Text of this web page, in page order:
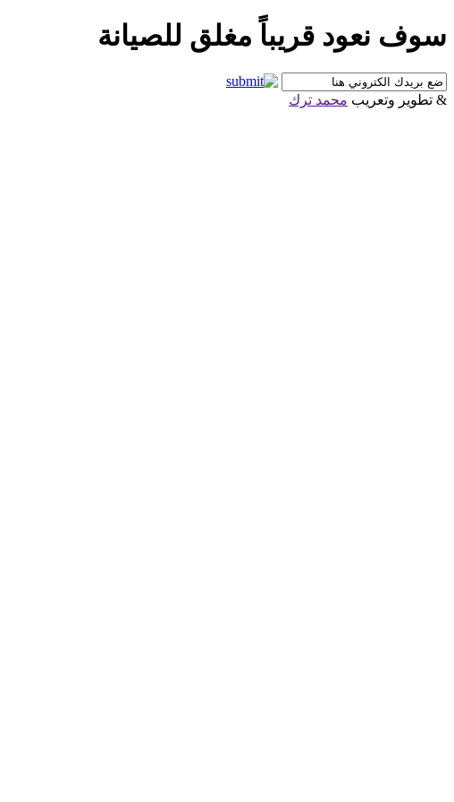
سوف نعود قريباً مغلق للصيانة
& تطوير وتعريب محمد ترك